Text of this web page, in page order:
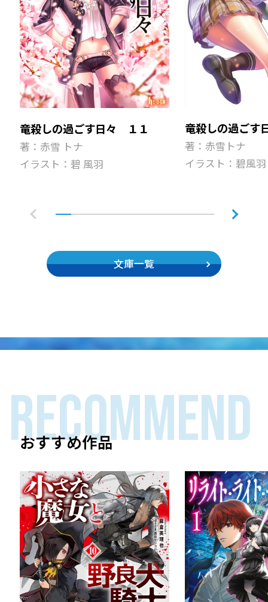
竜殺しの過ごす日々 １１
著：赤雪 トナ
イラスト：碧 風羽
竜殺しの過ご
著：赤雪トナ
イラスト：碧風羽
文庫一覧
RECOMMEND
おすすめ作品